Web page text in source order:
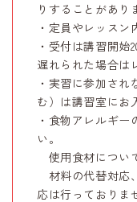
りすることがあり
・定員やレッスン
・受付は講習開始
遅れられた場合は
・実習に参加さ
む）は講習室にお
・食物アレルギ
い。
使用食材につい
材料の代替対応
応は行っておりま